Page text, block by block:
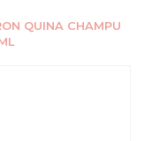
QUINA CHAMPU